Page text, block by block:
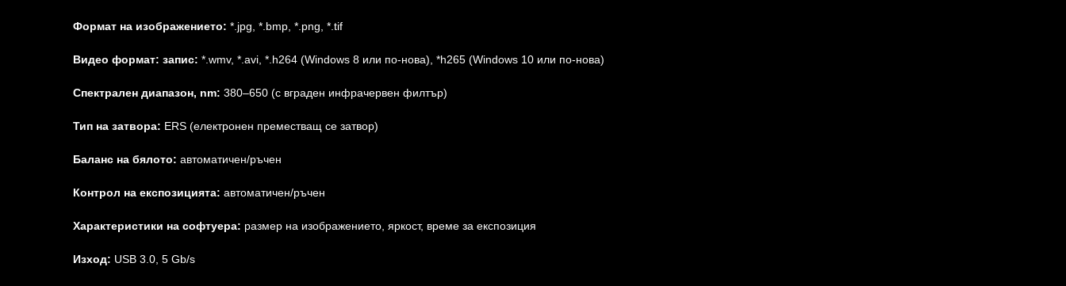
Формат на изображението: *.jpg, *.bmp, *.png, *.tif
Видео формат: запис: *.wmv, *.avi, *.h264 (Windows 8 или по-нова), *h265 (Windows 10 или по-нова)
Спектрален диапазон, nm: 380–650 (с вграден инфрачервен филтър)
Тип на затвора: ERS (електронен преместващ се затвор)
Баланс на бялото: автоматичен/ръчен
Контрол на експозицията: автоматичен/ръчен
Характеристики на софтуера: размер на изображението, яркост, време за експозиция
Изход: USB 3.0, 5 Gb/s